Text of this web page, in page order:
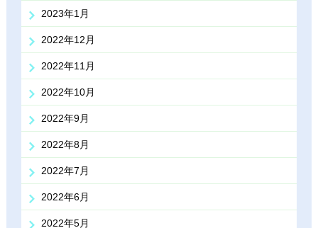
2023年1月
2022年12月
2022年11月
2022年10月
2022年9月
2022年8月
2022年7月
2022年6月
2022年5月